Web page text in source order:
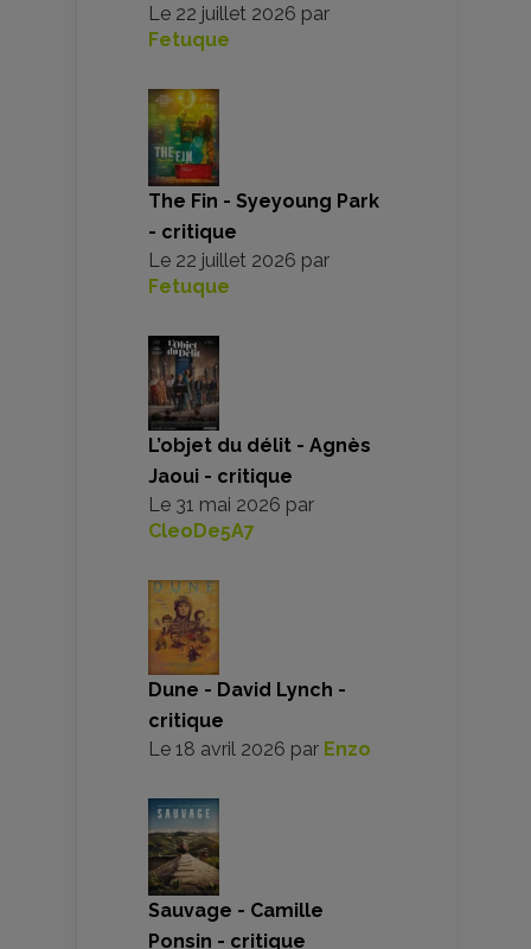
Le 22 juillet 2026 par
Fetuque
The Fin - Syeyoung Park
- critique
Le 22 juillet 2026 par
Fetuque
L’objet du délit - Agnès
Jaoui - critique
Le 31 mai 2026 par
CleoDe5A7
Dune - David Lynch -
critique
Le 18 avril 2026 par Enzo
Sauvage - Camille
Ponsin - critique